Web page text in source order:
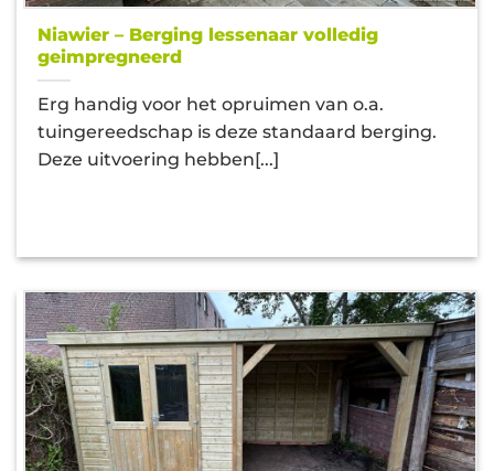
Niawier – Berging lessenaar volledig
geimpregneerd
Erg handig voor het opruimen van o.a.
tuingereedschap is deze standaard berging.
Deze uitvoering hebben[...]